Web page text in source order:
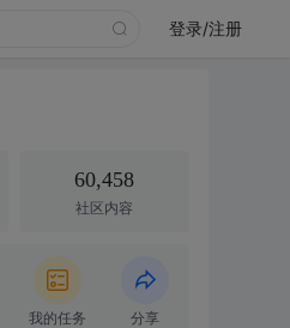
登录/注册
60,458
社区内容
我的任务 分享